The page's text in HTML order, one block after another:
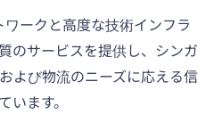
ークと高度な技術インフラ
のサービスを提供し、シンガ
よび物流のニーズに応える信
います。